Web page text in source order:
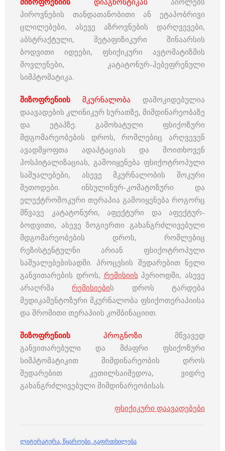
პიროვნების თანდათანობითი ან ეტაპობრივი
ცლილებები, ასევე აზროვნების დარღვევები,
აბსტრაქტული, მეტაფიზიკური შინაარსის
ბოდვითი იდეები, ფსიქიკური ავტომატიზმის
მოვლენები, კატატონურ-ჰებეფრენული
სიმპტომატიკა.
შიზოფრენიის მკურნალობა დამოკიდებულია
დაავადების კლინიკურ სურათზე, მიმდინარეობაზე
და ეტაპზე. გამოხატული ფსიქოზური
მდგომარეობების დროს, რომლებიც არღვევენ
ავადმყოფთა ადაპტაციას და მოითხოვენ
ჰოსპიტალიზაციას, გამოიყენება ფსიქოტროპული
საშუალებები, ასევე მკურნალობის შოკური
მეთოდები. ინსულინურ-კომატოზური და
ელექტროშოკური თერაპია გამოიყენება როგორც
მწვავე კატატონური, აფექტური და აფექტურ-
ბოდვითი, ასევე ზოგიერთი გახანგრძლივებული
მდგომარეობების დროს, რომლებიც
რეზისტენტულნი არიან ფსიქოტროპული
საშუალებებისადმი. პროცესის შედარებით ნელი
განვითარების დროს, რემისიის პერიოდში, ასევე
არაღრმარემისიების დროს ტარდება
მედიკამენტოზური მკურნალობა ფსიქოთერაპიისა
და შრომითი თერაპიის კომბინაციით.
შიზოფრენიის პროგნოზი მწვავედ
განვითარებული და მძაფრი ფსიქოზური
სიმპტომატიკით მიმდინარეობის დროს
შედარებით კეთილსაიმედოა, ვიდრე
გახანგრძლივებული მიმდინარეობისას.
ფსიქიკური დაავადებები
ლიტერატურა, წყაროები, გაფრთხილება